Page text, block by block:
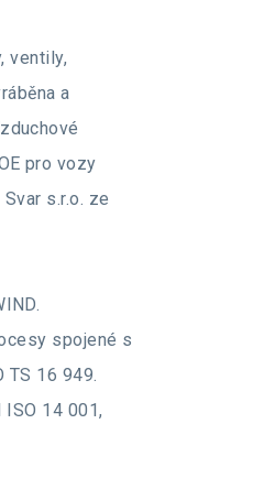
ventily,
a
pro vozy
s.r.o. ze
spojené s
TS 16 949.
14 001,